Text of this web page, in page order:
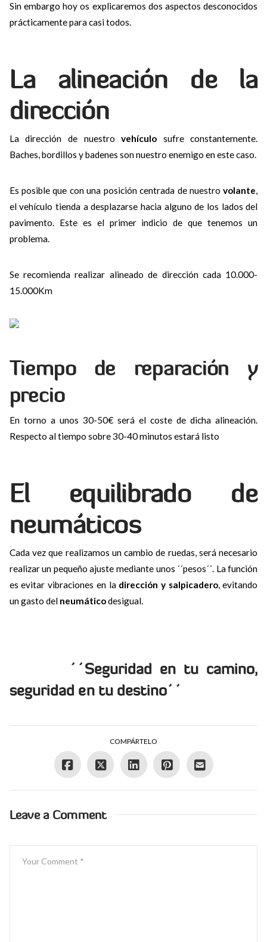
Sin embargo hoy os explicaremos dos aspectos desconocidos
prácticamente para casi todos.
La alineación de la
dirección
La dirección de nuestrovehículo sufre constantemente.
Baches, bordillos y badenes son nuestro enemigo en este caso.
Es posible que con una posición centrada de nuestrovolante,
el vehículo tienda a desplazarse hacia alguno de los lados del
pavimento. Este es el primer indicio de que tenemos un
problema.
Se recomienda realizar alineado de dirección cada 10.000-
15.000Km
Tiempo de reparación y
precio
En torno a unos 30-50€ será el coste de dicha alineación.
Respecto al tiempo sobre 30-40 minutos estará listo
El equilibrado de
neumáticos
Cada vez que realizamos un cambio de ruedas, será necesario
realizar un pequeño ajuste mediante unos ´´pesos´´. La función
es evitar vibraciones en la dirección y salpicadero, evitando
un gasto del neumáticodesigual.
´´Seguridad en tu camino,
seguridad en tu destino´´
COMPÁRTELO
Leave a Comment